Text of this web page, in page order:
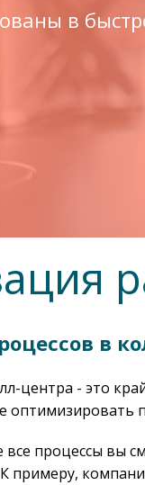
в
в
центра - это
оптимизировать
процессы вы
К примеру,